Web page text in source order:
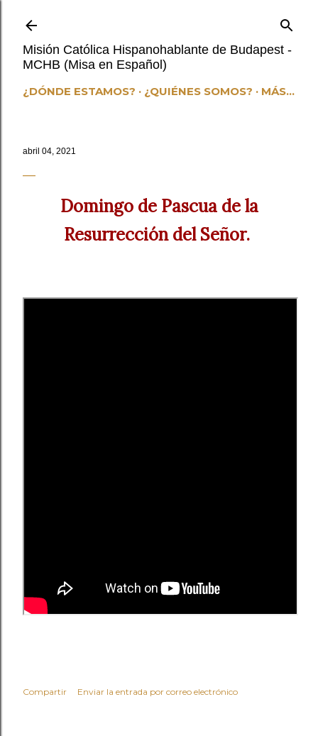
Misión Católica Hispanohablante de Budapest -
MCHB (Misa en Español)
¿DÓNDE ESTAMOS? ¿QUIÉNES SOMOS? MÁS…
abril 04, 2021
Domingo de Pascua de la
Resurrección del Señor.
Compartir Enviar la entrada por correo electrónico